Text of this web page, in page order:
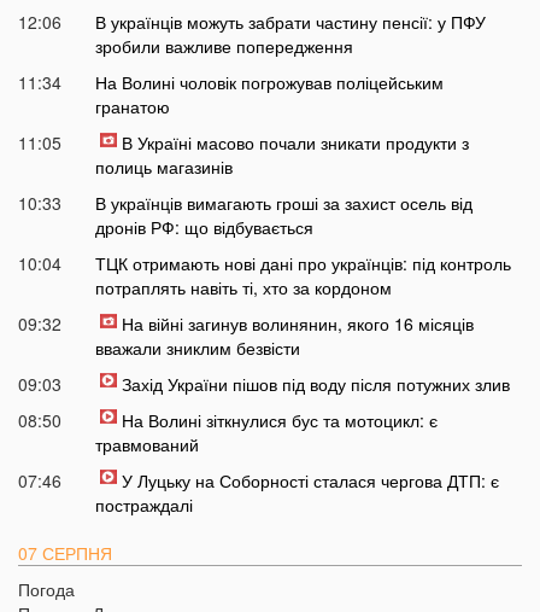
12:06
В українців можуть забрати частину пенсії: у ПФУ
зробили важливе попередження
11:34
На Волині чоловік погрожував поліцейським
гранатою
11:05
В Україні масово почали зникати продукти з
полиць магазинів
10:33
В українців вимагають гроші за захист осель від
дронів РФ: що відбувається
10:04
ТЦК отримають нові дані про українців: під контроль
потраплять навіть ті, хто за кордоном
09:32
На війні загинув волинянин, якого 16 місяців
вважали зниклим безвісти
09:03
Захід України пішов під воду після потужних злив
08:50
На Волині зіткнулися бус та мотоцикл: є
травмований
07:46
У Луцьку на Соборності сталася чергова ДТП: є
постраждалі
07 СЕРПНЯ
20:31
Погода